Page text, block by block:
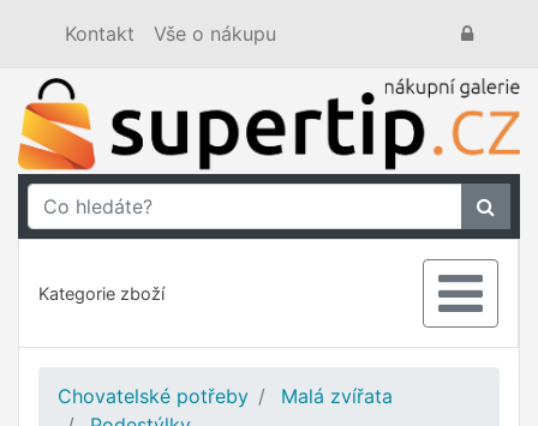
Kontakt Vše o nákupu
Kategorie zboží
Chovatelské potřeby
Malá zvířata